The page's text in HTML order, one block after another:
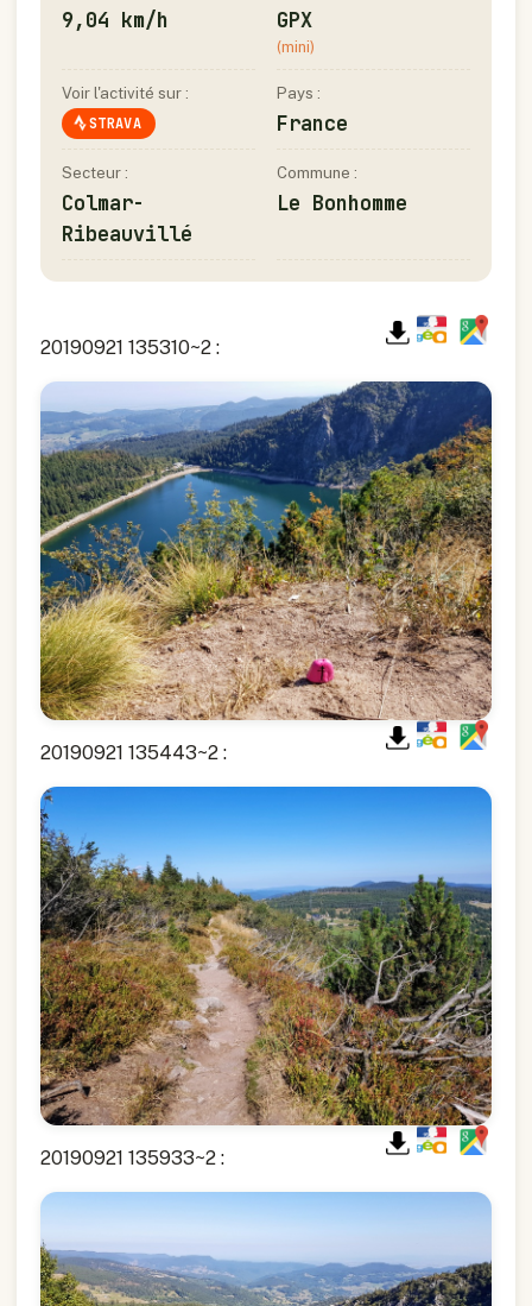
9,04 km/h GPX
(mini)
Voir l'activité sur :
STRAVA
Pays :
France
Secteur :
Colmar-
Ribeauvillé
Commune :
Le Bonhomme
20190921 135310~2 :
20190921 135443~2 :
20190921 135933~2 :